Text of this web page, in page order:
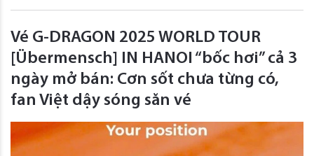
Vé G-DRAGON 2025 WORLD TOUR
[Übermensch] IN HANOI “bốc hơi” cả 3
ngày mở bán: Cơn sốt chưa từng có,
fan Việt dậy sóng săn vé